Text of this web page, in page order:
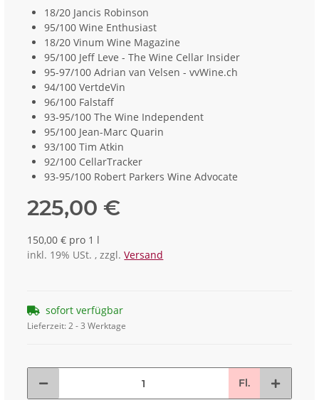
18/20 Jancis Robinson
95/100 Wine Enthusiast
18/20 Vinum Wine Magazine
95/100 Jeff Leve - The Wine Cellar Insider
95-97/100 Adrian van Velsen - vvWine.ch
94/100 VertdeVin
96/100 Falstaff
93-95/100 The Wine Independent
95/100 Jean-Marc Quarin
93/100 Tim Atkin
92/100 CellarTracker
93-95/100 Robert Parkers Wine Advocate
225,00 €
150,00 € pro 1 l
inkl. 19% USt. , zzgl.Versand
sofort verfügbar
Lieferzeit:2 - 3 Werktage
Fl.